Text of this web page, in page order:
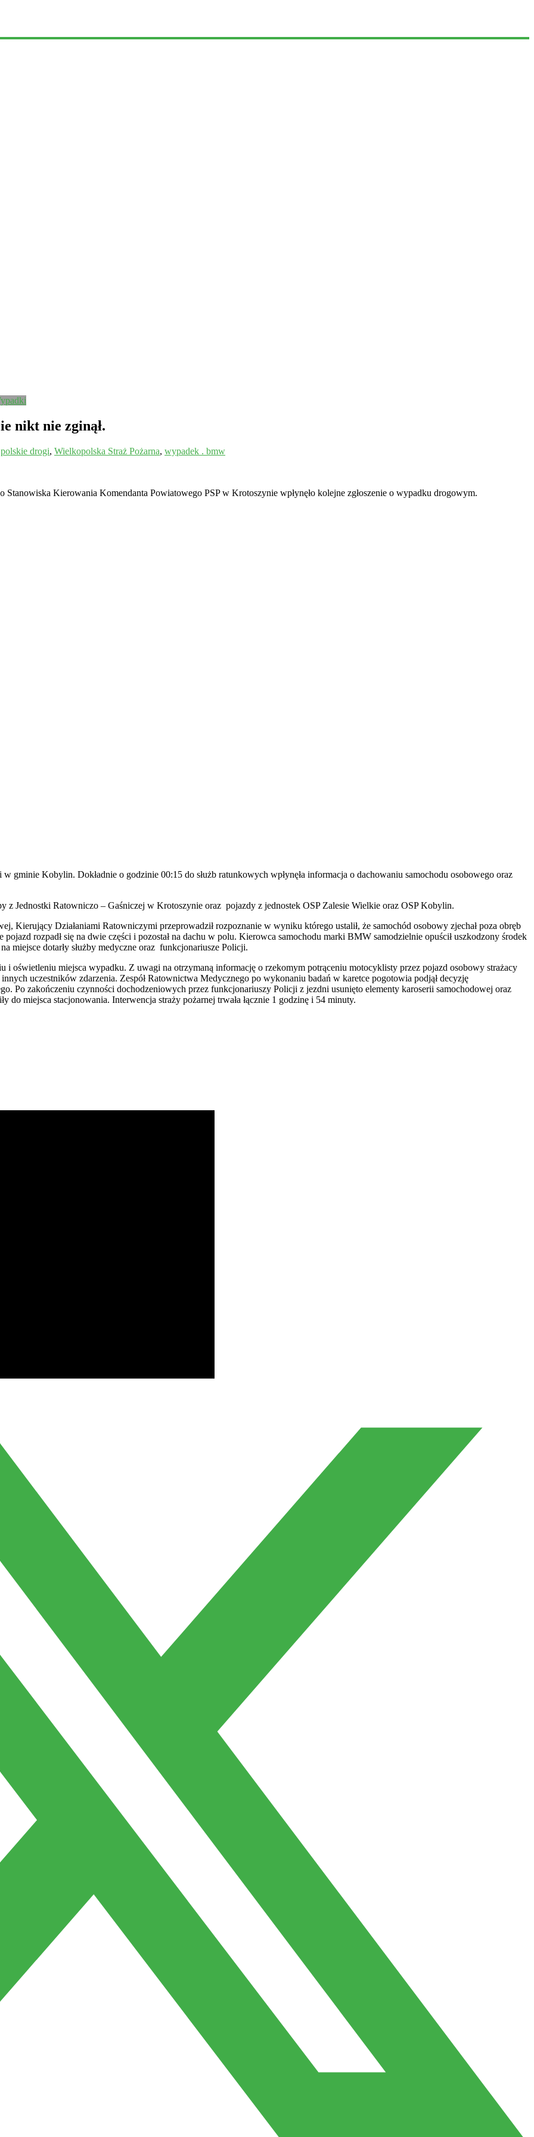
nikt nie zginął.
polskie drogi, Wielkopolska Straż Pożarna, wypadek . bmw
Kierowania Komendanta Powiatowego PSP w Krotoszynie wpłynęło kolejne zgłoszenie o wypadku drogowym.
gminie Kobylin. Dokładnie o godzinie 00:15 do służb ratunkowych wpłynęła informacja o dachowaniu samochodu osobowego oraz
z Jednostki Ratowniczo – Gaśniczej w Krotoszynie oraz pojazdy z jednostek OSP Zalesie Wielkie oraz OSP Kobylin.
Kierujący Działaniami Ratowniczymi przeprowadził rozpoznanie w wyniku którego ustalił, że samochód osobowy zjechał poza obręb
pojazd rozpadł się na dwie części i pozostał na dachu w polu. Kierowca samochodu marki BMW samodzielnie opuścił uszkodzony środek
miejsce dotarły służby medyczne oraz funkcjonariusze Policji.
i oświetleniu miejsca wypadku. Z uwagi na otrzymaną informację o rzekomym potrąceniu motocyklisty przez pojazd osobowy strażacy
uczestników zdarzenia. Zespół Ratownictwa Medycznego po wykonaniu badań w karetce pogotowia podjął decyzję
Po zakończeniu czynności dochodzeniowych przez funkcjonariuszy Policji z jezdni usunięto elementy karoserii samochodowej oraz
do miejsca stacjonowania. Interwencja straży pożarnej trwała łącznie 1 godzinę i 54 minuty.